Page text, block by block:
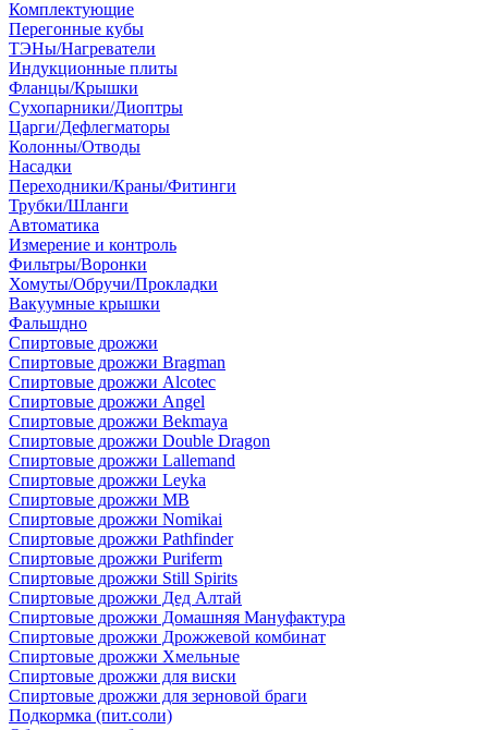
Комплектующие
Перегонные кубы
ТЭНы/Нагреватели
Индукционные плиты
Фланцы/Крышки
Сухопарники/Диоптры
Царги/Дефлегматоры
Колонны/Отводы
Насадки
Переходники/Краны/Фитинги
Трубки/Шланги
Автоматика
Измерение и контроль
Фильтры/Воронки
Хомуты/Обручи/Прокладки
Вакуумные крышки
Фальшдно
Спиртовые дрожжи
Спиртовые дрожжи Bragman
Спиртовые дрожжи Alcotec
Спиртовые дрожжи Angel
Спиртовые дрожжи Bekmaya
Спиртовые дрожжи Double Dragon
Спиртовые дрожжи Lallemand
Спиртовые дрожжи Leyka
Спиртовые дрожжи MB
Спиртовые дрожжи Nomikai
Спиртовые дрожжи Pathfinder
Спиртовые дрожжи Puriferm
Спиртовые дрожжи Still Spirits
Спиртовые дрожжи Дед Алтай
Спиртовые дрожжи Домашняя Мануфактура
Спиртовые дрожжи Дрожжевой комбинат
Спиртовые дрожжи Хмельные
Спиртовые дрожжи для виски
Спиртовые дрожжи для зерновой браги
Подкормка (пит.соли)